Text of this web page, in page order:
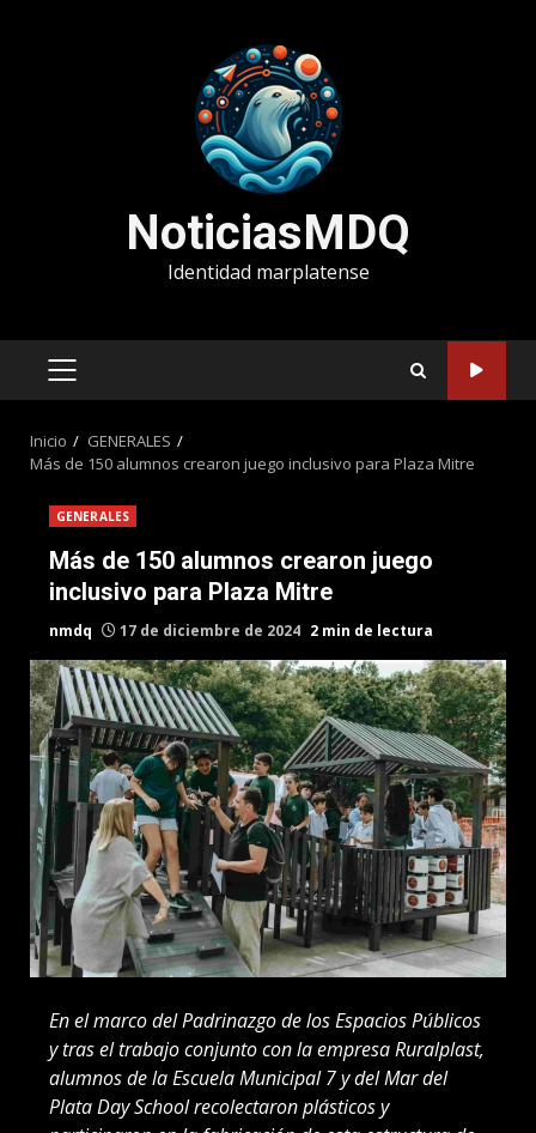
NoticiasMDQ
Identidad marplatense
MENÚ
Inicio
GENERALES
Más de 150 alumnos crearon juego inclusivo para Plaza Mitre
GENERALES
Más de 150 alumnos crearon juego
inclusivo para Plaza Mitre
nmdq 17 de diciembre de 2024 2 min de lectura
En el marco del Padrinazgo de los Espacios Públicos
y tras el trabajo conjunto con la empresa Ruralplast,
alumnos de la Escuela Municipal 7 y del Mar del
Plata Day School recolectaron plásticos y